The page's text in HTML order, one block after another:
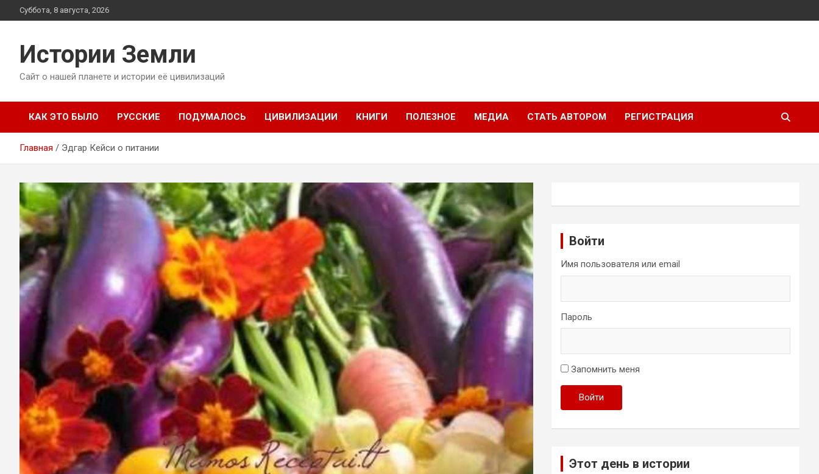
Перейти
к
Суббота, 8 августа, 2026
Истории Земли
Сайт о нашей планете и истории её цивилизаций
КАК ЭТО БЫЛО РУССКИЕ ПОДУМАЛОСЬ ЦИВИЛИЗАЦИИ КНИГИ ПОЛЕЗНОЕ МЕДИА СТАТЬ АВТОРОМ РЕГИСТРАЦИЯ
Главная Эдгар Кейси о питании
Войти
Имя пользователя или email
Пароль
Запомнить меня
Войти
Этот день в истории